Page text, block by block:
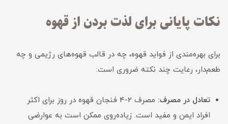
نکات پایانی برای لذت بردن از قهوه
برای بهره‌مندی از فواید قهوه، چه در قالب قهوه‌های رژیمی و چه
طعم‌دار، رعایت چند نکته ضروری است:
تعادل در مصرف:
مصرف 2-4 فنجان قهوه در روز برای اکثر
افراد ایمن و مفید است. زیاده‌روی ممکن است به عوارضی